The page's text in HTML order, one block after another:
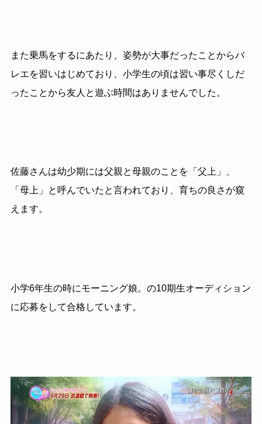
また乗馬をするにあたり、姿勢が大事だったことからバ
レエを習いはじめており、小学生の頃は習い事尽くしだ
ったことから友人と遊ぶ時間はありませんでした。
佐藤さんは幼少期には父親と母親のことを「父上」、
「母上」と呼んでいたと言われており、育ちの良さが窺
えます。
小学6年生の時にモーニング娘。の10期生オーディション
に応募をして合格しています。